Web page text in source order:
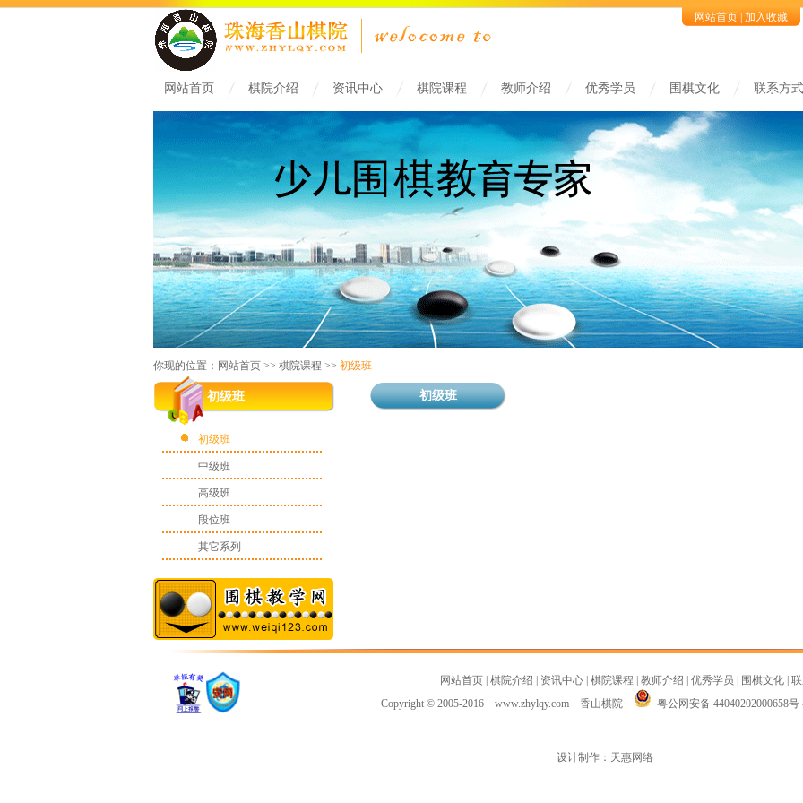
网站首页 加入收藏
网站首页 棋院介绍 资讯中心 棋院课程 教师介绍 优秀学员 围棋文化 联系方式
你现的位置：网站首页 >> 棋院课程 >> 初级班
初级班
初级班
中级班
高级班
段位班
其它系列
初级班
网站首页 棋院介绍 资讯中心 棋院课程 教师介绍 优秀学员 围棋文化
Copyright © 2005-2016 www.zhylqy.com 香山棋院
粤公网安备 44040202000658号
设计制作：天惠网络